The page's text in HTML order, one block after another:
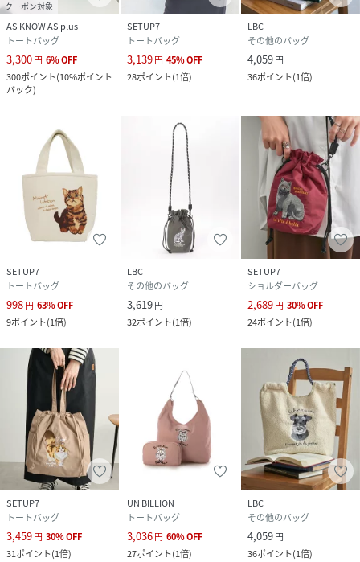
クーポン対象
AS KNOW AS plus
トートバッグ
3,300円 6%OFF
300ポイント(10%ポイント
バック)
SETUP7
トートバッグ
3,139円 45%OFF
28ポイント(1倍)
LBC
その他のバッグ
4,059円
36ポイント(1倍)
SETUP7
トートバッグ
998円 63%OFF
9ポイント(1倍)
LBC
その他のバッグ
3,619円
32ポイント(1倍)
SETUP7
ショルダーバッグ
2,689円 30%OFF
24ポイント(1倍)
SETUP7
トートバッグ
3,459円 30%OFF
31ポイント(1倍)
UN BILLION
トートバッグ
3,036円 60%OFF
27ポイント(1倍)
LBC
その他のバッグ
4,059円
36ポイント(1倍)